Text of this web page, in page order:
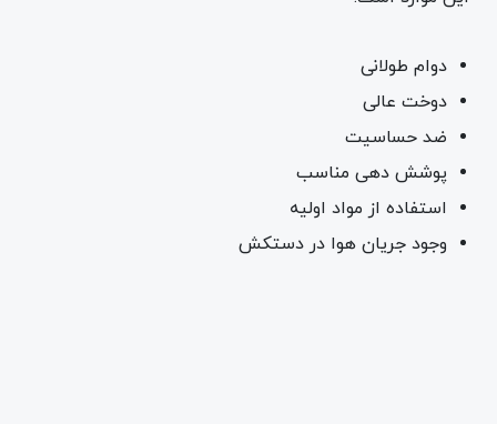
دوام طولانی
دوخت عالی
ضد حساسیت
پوشش دهی مناسب
استفاده از مواد اولیه
وجود جریان هوا در دستکش